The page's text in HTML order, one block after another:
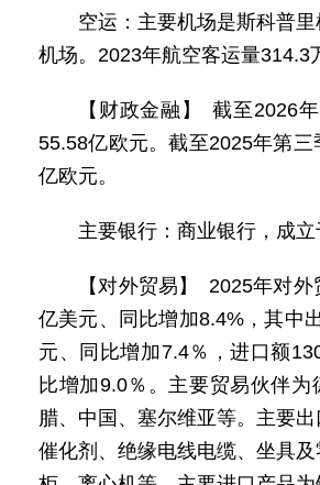
空运：主要机场是斯科普
机场。2023年航空客运量314.3
【财政金融】 截至2026
55.58亿欧元。截至2025年第三
亿欧元。
主要银行：商业银行，成立
【对外贸易】 2025年对
亿美元、同比增加8.4%，其中
元、同比增加7.4％，进口额
比增加9.0％。主要贸易伙伴为
腊、中国、塞尔维亚等。主要
催化剂、绝缘电线电缆、坐具及